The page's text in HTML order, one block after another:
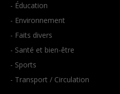
- Éducation
- Environnement
- Faits divers
- Santé et bien-être
- Sports
- Transport / Circulation